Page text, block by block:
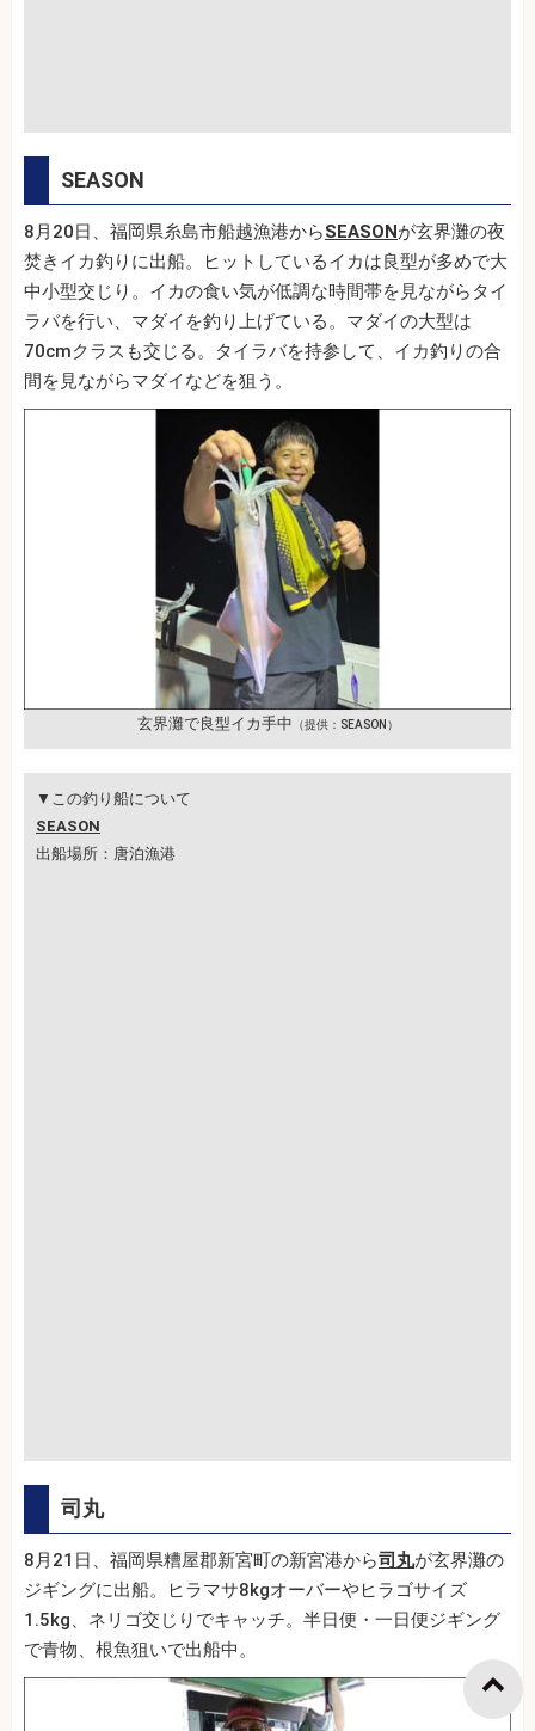
SEASON
8月20日、福岡県糸島市船越漁港からSEASONが玄界灘の夜
焚きイカ釣りに出船。ヒットしているイカは良型が多めで大
中小型交じり。イカの食い気が低調な時間帯を見ながらタイ
ラバを行い、マダイを釣り上げている。マダイの大型は
70cmクラスも交じる。タイラバを持参して、イカ釣りの合
間を見ながらマダイなどを狙う。
玄界灘で良型イカ手中 （提供：SEASON）
▼この釣り船について
SEASON
出船場所：唐泊漁港
司丸
8月21日、福岡県糟屋郡新宮町の新宮港から司丸が玄界灘の
ジギングに出船。ヒラマサ8kgオーバーやヒラゴサイズ
1.5kg、ネリゴ交じりでキャッチ。半日便・一日便ジギング
で青物、根魚狙いで出船中。